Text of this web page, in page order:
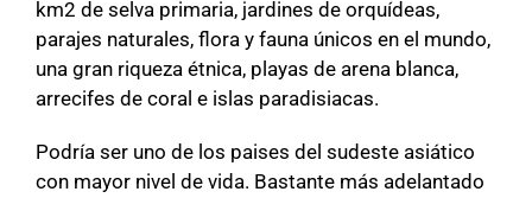
km2 de selva primaria, jardines de orquídeas,
parajes naturales, flora y fauna únicos en el mundo,
una gran riqueza étnica, playas de arena blanca,
arrecifes de coral e islas paradisiacas.
Podría ser uno de los paises del sudeste asiático
con mayor nivel de vida. Bastante más adelantado